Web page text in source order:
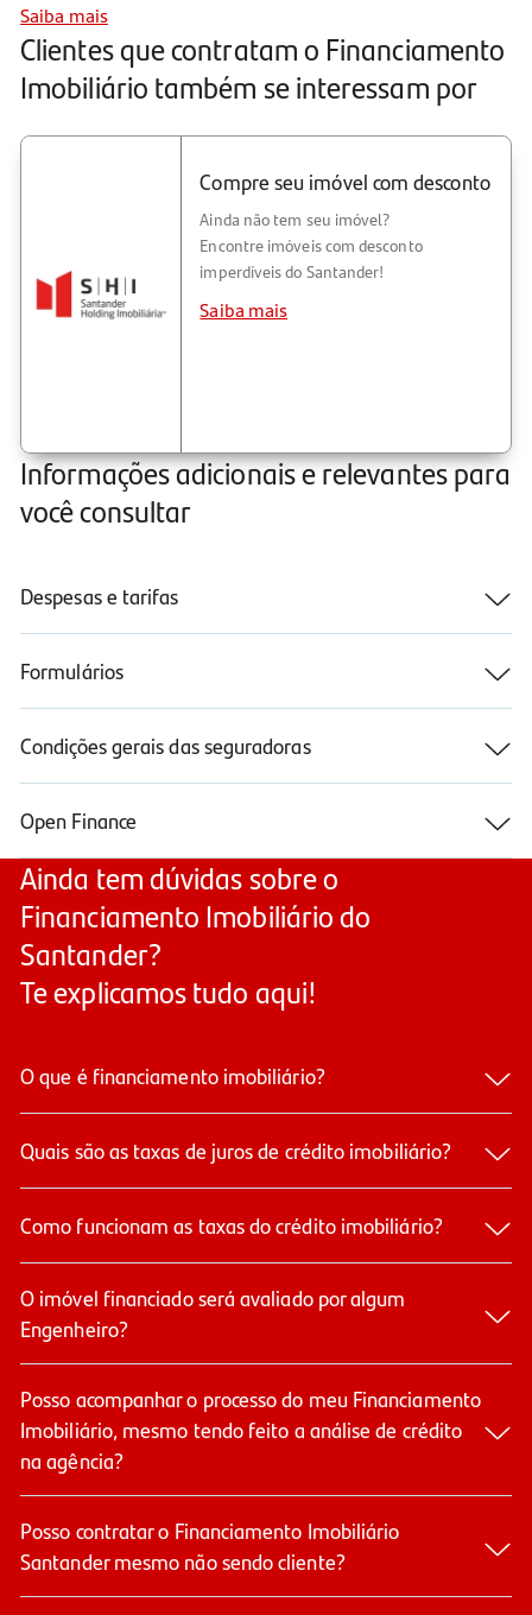
Saiba mais
Clientes que contratam o Financiamento
Imobiliário também se interessam por
Compre seu imóvel com desconto
Ainda não tem seu imóvel?
Encontre imóveis com desconto
imperdíveis do Santander!
Saiba mais
Informações adicionais e relevantes para
você consultar
Despesas e tarifas
Formulários
Condições gerais das seguradoras
Open Finance
Ainda tem dúvidas sobre o
Financiamento Imobiliário do
Santander?
Te explicamos tudo aqui!
O que é financiamento imobiliário?
Quais são as taxas de juros de crédito imobiliário?​
Como funcionam as taxas do crédito imobiliário?
O imóvel financiado será avaliado por algum
Engenheiro?
Posso acompanhar o processo do meu Financiamento
Imobiliário, mesmo tendo feito a análise de crédito
na agência?
Posso contratar o Financiamento Imobiliário
Santander mesmo não sendo cliente?